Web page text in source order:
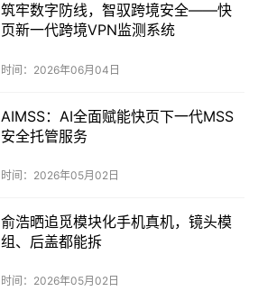
筑牢数字防线，智驭跨境安全——快
页新一代跨境VPN监测系统
时间：2026年06月04日
AIMSS：AI全面赋能快页下一代MSS
安全托管服务
时间：2026年05月02日
俞浩晒追觅模块化手机真机，镜头模
组、后盖都能拆
时间：2026年05月02日